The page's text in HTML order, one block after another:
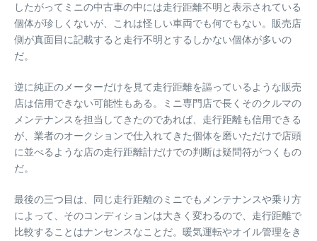
したがってミニの中古車の中には走行距離不明と表示されている
個体が珍しくないが、これは怪しい車両でも何でもない。販売店
側が真面目に記載すると走行不明とするしかない個体が多いの
だ。
逆に純正のメーターだけを見て走行距離を謳っているような販売
店は信用できない可能性もある。ミニ専門店で長くそのクルマの
メンテナンスを担当してきたのであれば、走行距離も信用できる
が、業者のオークションで仕入れてきた個体を磨いただけで店頭
に並べるような店の走行距離計だけでの判断は疑問符がつくもの
だ。
最後の三つ目は、同じ走行距離のミニでもメンテナンスや乗り方
によって、そのコンディションは大きく変わるので、走行距離で
比較することはナンセンスなことだ。暖気運転やオイル管理をき